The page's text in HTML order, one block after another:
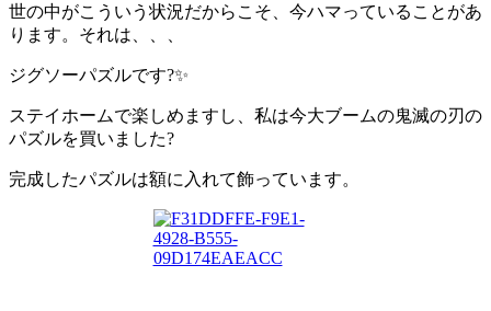
世の中がこういう状況だからこそ、今ハマっていることがあ
ります。それは、、、
ジグソーパズルです?✨
ステイホームで楽しめますし、私は今大ブームの鬼滅の刃の
パズルを買いました?
完成したパズルは額に入れて飾っています。